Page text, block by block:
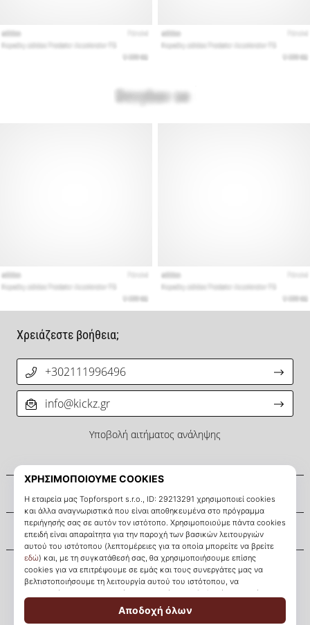
Σχετικά μ' εμάς
Εξυπηρέτηση πελατών
Χρειάζεστε βοήθεια;
+302111996496
info@kickz.gr
Υποβολή αιτήματος ανάληψης